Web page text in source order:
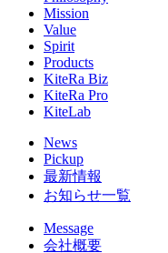
Mission
Value
Spirit
Products
KiteRa Biz
KiteRa Pro
KiteLab
News
Pickup
最新情報
お知らせ一覧
Message
会社概要